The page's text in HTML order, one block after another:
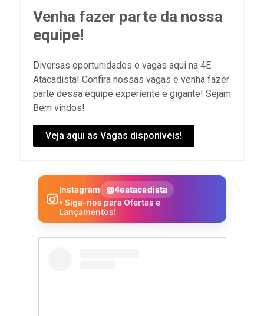
Venha fazer parte da nossa
equipe!
Diversas oportunidades e vagas aqui na 4E
Atacadista! Confira nossas vagas e venha fazer
parte dessa equipe experiente e gigante! Sejam
Bem vindos!
Veja aqui as Vagas disponíveis!
Instagram
@4eatacadista
• Siga-nos para Ofertas e
Lançamentos!